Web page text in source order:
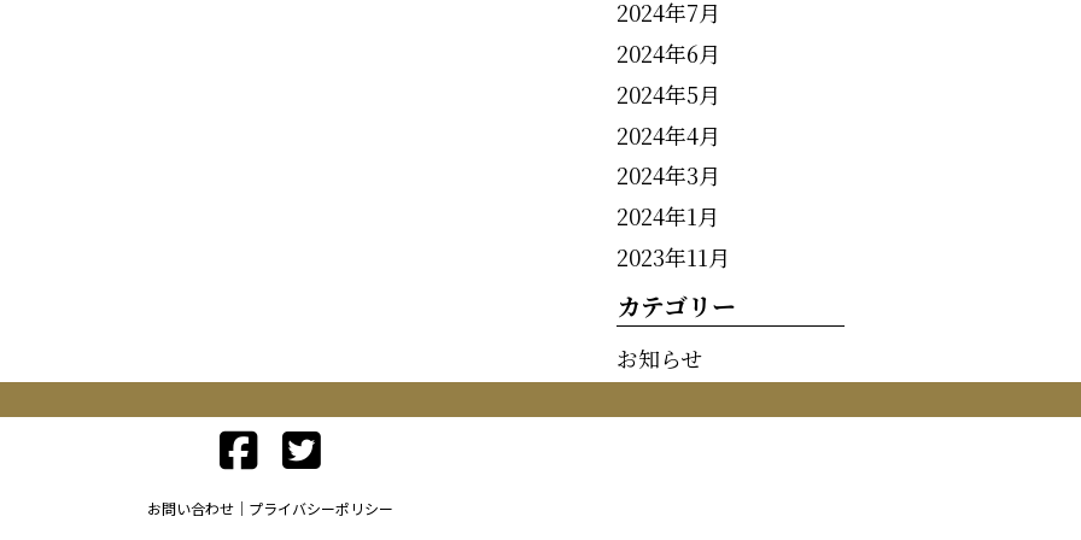
2024年7月
2024年6月
2024年5月
2024年4月
2024年3月
2024年1月
2023年11月
カテゴリー
お知らせ
お問い合わせ プライバシーポリシー